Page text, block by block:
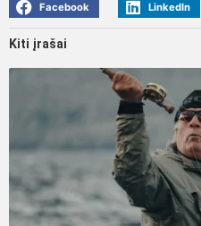
Facebook LinkedIn
Kiti įrašai